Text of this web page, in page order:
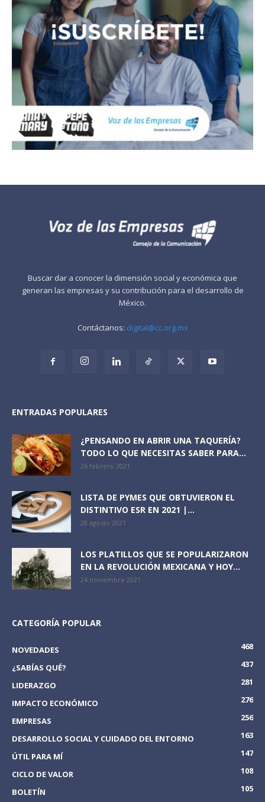
Buscar dar a conocer la dimensión social y económica que
generan las empresas y su contribución para el desarrollo de
México.
Contáctanos: digital@cc.org.mx
ENTRADAS POPULARES
¿PENSANDO EN ABRIR UNA TAQUERÍA?
TODO LO QUE NECESITAS SABER PARA...
26 febrero 2021
LISTA DE PYMES QUE OBTUVIERON EL
DISTINTIVO ESR EN 2021 |...
28 agosto 2021
LOS PLATILLOS QUE SE POPULARIZARON
EN LA REVOLUCIÓN MEXICANA Y HOY...
24 noviembre 2021
CATEGORÍA POPULAR
NOVEDADES
468
¿SABÍAS QUÉ?
437
LIDERAZGO
281
IMPACTO ECONÓMICO
276
EMPRESAS
256
DESARROLLO SOCIAL Y CUIDADO DEL ENTORNO
163
ÚTIL PARA MÍ
147
CICLO DE VALOR
108
BOLETÍN
105